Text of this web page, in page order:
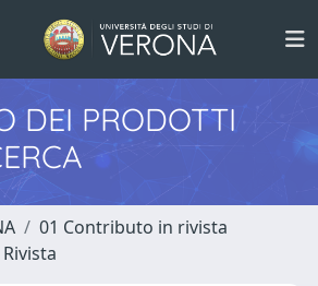
DEI PRODOTTI
01 Contributo in rivista